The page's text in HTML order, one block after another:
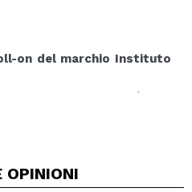
on del marchio Instituto
di burro di karitè.
la cui durata può
OPINIONI